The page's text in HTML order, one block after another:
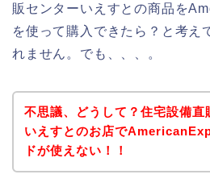
販センターいえすとの商品を
を使って購入できたら？と考え
れません。でも、、、。
不思議、どうして？住宅設備直
いえすとのお店で
ドが使えない！！